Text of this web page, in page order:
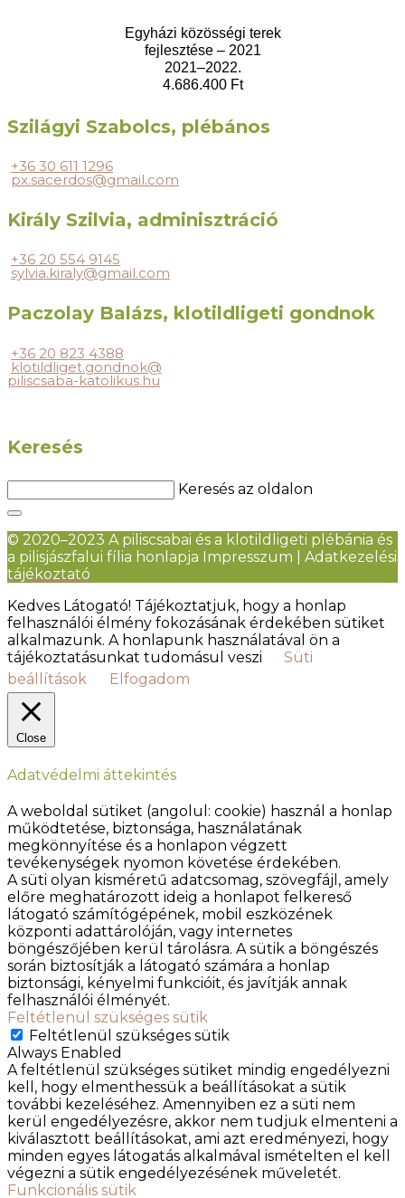
Egyházi közösségi terek
fejlesztése – 2021
2021–2022.
4.686.400 Ft
Szilágyi Szabolcs, plébános
+36 30 611 1296
px.sacerdos@gmail.com
Király Szilvia, adminisztráció
+36 20 554 9145
sylvia.kiraly@gmail.com
Paczolay Balázs, klotildligeti gondnok
+36 20 823 4388
klotildliget.gondnok@
piliscsaba-katolikus.hu
Keresés
Keresés az oldalon
© 2020–2023 A piliscsabai és a klotildligeti plébánia és
a pilisjászfalui fília honlapja Impresszum
Adatkezelési
tájékoztató
Kedves Látogató! Tájékoztatjuk, hogy a honlap
felhasználói élmény fokozásának érdekében sütiket
alkalmazunk. A honlapunk használatával ön a
tájékoztatásunkat tudomásul veszi
Süti
beállítások
Elfogadom
Close
Adatvédelmi áttekintés
A weboldal sütiket (angolul: cookie) használ a honlap
működtetése, biztonsága, használatának
megkönnyítése és a honlapon végzett
tevékenységek nyomon követése érdekében.
A süti olyan kisméretű adatcsomag, szövegfájl, amely
előre meghatározott ideig a honlapot felkereső
látogató számítógépének, mobil eszközének
központi adattárolóján, vagy internetes
böngészőjében kerül tárolásra. A sütik a böngészés
során biztosítják a látogató számára a honlap
biztonsági, kényelmi funkcióit, és javítják annak
felhasználói élményét.
Feltétlenül szükséges sütik
Feltétlenül szükséges sütik
Always Enabled
A feltétlenül szükséges sütiket mindig engedélyezni
kell, hogy elmenthessük a beállításokat a sütik
további kezeléséhez. Amennyiben ez a süti nem
kerül engedélyezésre, akkor nem tudjuk elmenteni a
kiválasztott beállításokat, ami azt eredményezi, hogy
minden egyes látogatás alkalmával ismételten el kell
végezni a sütik engedélyezésének műveletét.
Funkcionális sütik